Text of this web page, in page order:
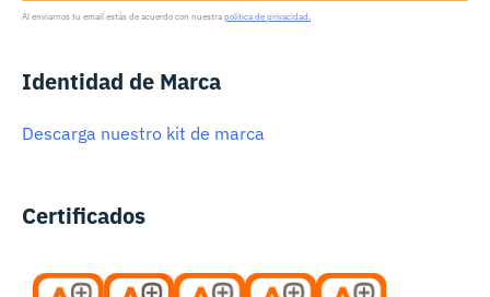
Al enviarnos tu email estás de acuerdo con nuestra política de privacidad.
Identidad de Marca
Descarga nuestro kit de marca
Certificados